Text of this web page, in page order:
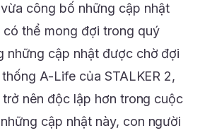
vừa công bố những cập nhật
có thể mong đợi trong quý
những cập nhật được chờ đợi
A-Life của STALKER 2,
nên độc lập hơn trong cuộc
cập nhật này, con người